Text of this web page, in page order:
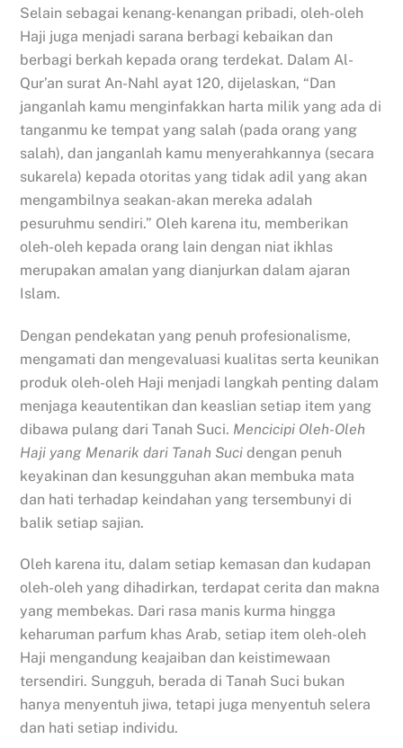
Selain sebagai kenang-kenangan pribadi, oleh-oleh
Haji juga menjadi sarana berbagi kebaikan dan
berbagi berkah kepada orang terdekat. Dalam Al-
Qur’an surat An-Nahl ayat 120, dijelaskan, “Dan
janganlah kamu menginfakkan harta milik yang ada di
tanganmu ke tempat yang salah (pada orang yang
salah), dan janganlah kamu menyerahkannya (secara
sukarela) kepada otoritas yang tidak adil yang akan
mengambilnya seakan-akan mereka adalah
pesuruhmu sendiri.” Oleh karena itu, memberikan
oleh-oleh kepada orang lain dengan niat ikhlas
merupakan amalan yang dianjurkan dalam ajaran
Islam.
Dengan pendekatan yang penuh profesionalisme,
mengamati dan mengevaluasi kualitas serta keunikan
produk oleh-oleh Haji menjadi langkah penting dalam
menjaga keautentikan dan keaslian setiap item yang
dibawa pulang dari Tanah Suci. Mencicipi Oleh-Oleh
Haji yang Menarik dari Tanah Suci dengan penuh
keyakinan dan kesungguhan akan membuka mata
dan hati terhadap keindahan yang tersembunyi di
balik setiap sajian.
Oleh karena itu, dalam setiap kemasan dan kudapan
oleh-oleh yang dihadirkan, terdapat cerita dan makna
yang membekas. Dari rasa manis kurma hingga
keharuman parfum khas Arab, setiap item oleh-oleh
Haji mengandung keajaiban dan keistimewaan
tersendiri. Sungguh, berada di Tanah Suci bukan
hanya menyentuh jiwa, tetapi juga menyentuh selera
dan hati setiap individu.